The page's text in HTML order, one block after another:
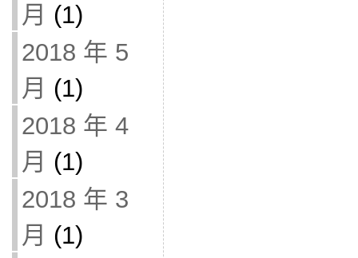
月 (1)
2018 年 5
月 (1)
2018 年 4
月 (1)
2018 年 3
月 (1)